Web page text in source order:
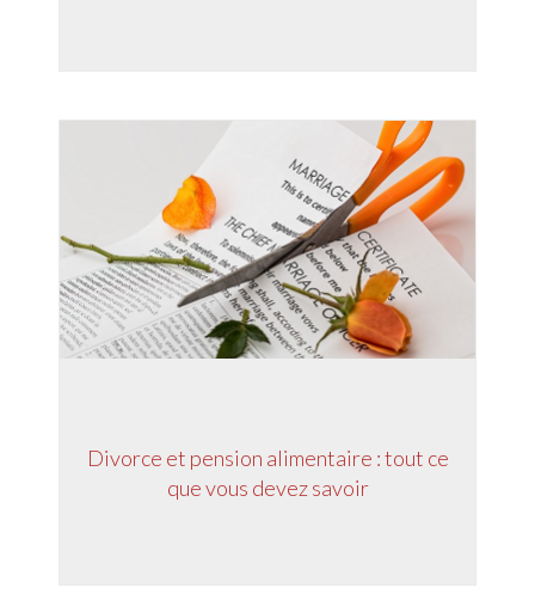
Divorce et pension alimentaire : tout ce
que vous devez savoir